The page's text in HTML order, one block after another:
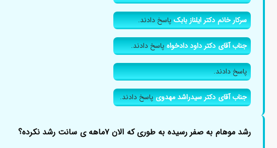
سرکار خانم دکتر ایلناز بابکپاسخ دادند.
جناب آقای دکتر داود دادخواهپاسخ دادند.
پاسخ دادند.
جناب آقای دکتر سیدراشد مهدویپاسخ دادند.
رشد موهام به صفر رسیده به طوری که الان ۷ماهه ی سانت رشد نکرده؟